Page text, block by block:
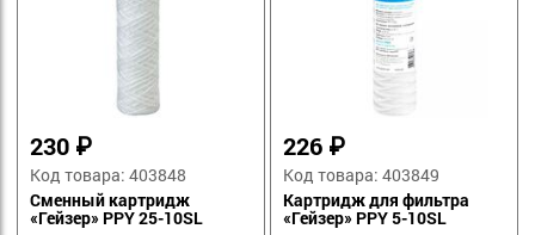
230 ₽
Код товара: 403848
Сменный картридж
«Гейзер» PPY 25-10SL
226 ₽
Код товара: 403849
Картридж для фильтра
«Гейзер» PPY 5-10SL